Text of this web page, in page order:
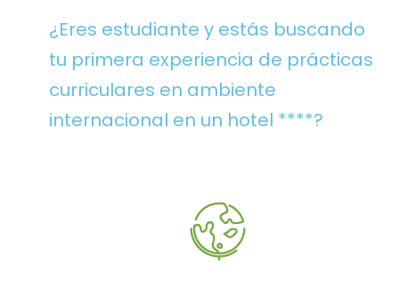
¿Eres estudiante y estás buscando
tu primera experiencia de prácticas
curriculares en ambiente
internacional en un hotel ****?